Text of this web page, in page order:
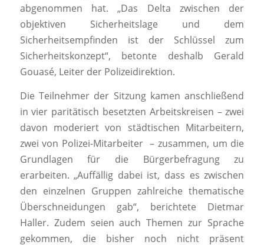
abgenommen hat. „Das Delta zwischen der
objektiven Sicherheitslage und dem
Sicherheitsempfinden ist der Schlüssel zum
Sicherheitskonzept“, betonte deshalb Gerald
Gouasé, Leiter der Polizeidirektion.
Die Teilnehmer der Sitzung kamen anschließend
in vier paritätisch besetzten Arbeitskreisen – zwei
davon moderiert von städtischen Mitarbeitern,
zwei von Polizei-Mitarbeiter – zusammen, um die
Grundlagen für die Bürgerbefragung zu
erarbeiten. „Auffällig dabei ist, dass es zwischen
den einzelnen Gruppen zahlreiche thematische
Überschneidungen gab“, berichtete Dietmar
Haller. Zudem seien auch Themen zur Sprache
gekommen, die bisher noch nicht präsent